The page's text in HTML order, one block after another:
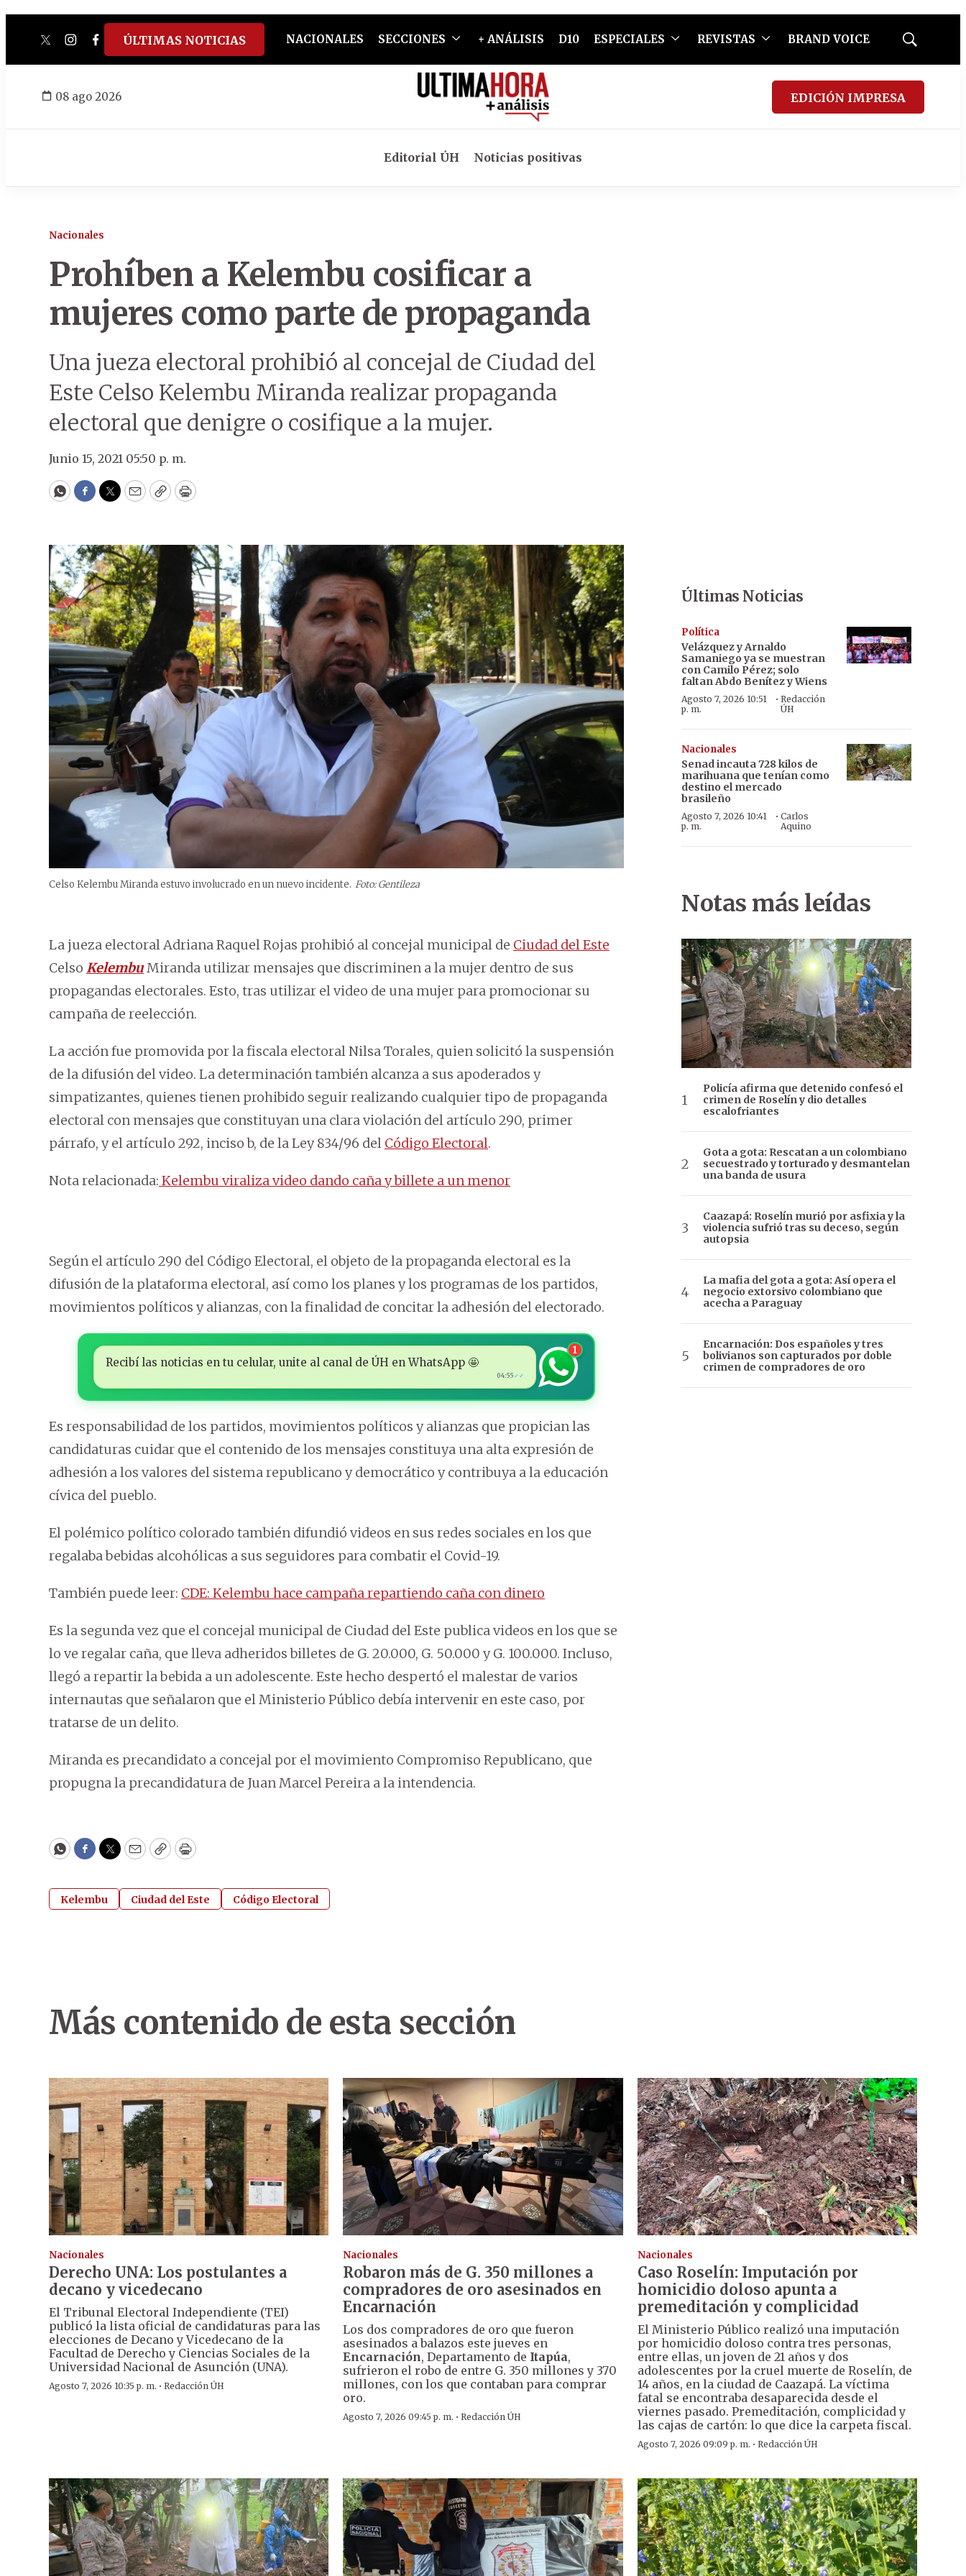
twitterinstagram
facebook
tiktokyoutube
spotify
ÚLTIMAS NOTICIAS NACIONALES SECCIONES + ANÁLISIS D10 ESPECIALES REVISTAS BRAND VOICE
Mostrar
08 ago 2026 EDICIÓN IMPRESA
Editorial ÚH Noticias positivas
Nacionales
Prohíben a Kelembu cosificar a
mujeres como parte de propaganda
Una jueza electoral prohibió al concejal de Ciudad del
Este Celso Kelembu Miranda realizar propaganda
electoral que denigre o cosifique a la mujer.
Junio 15, 2021 05:50 p. m.
WhatsApp
Facebook
Twitter
EmailCopyPrint
Celso Kelembu Miranda estuvo involucrado en un nuevo incidente. Foto: Gentileza
La jueza electoral Adriana Raquel Rojas prohibió al concejal municipal de Ciudad del Este
Celso KelembuMiranda utilizar mensajes que discriminen a la mujer dentro de sus
propagandas electorales. Esto, tras utilizar el video de una mujer para promocionar su
campaña de reelección.
La acción fue promovida por la fiscala electoral Nilsa Torales, quien solicitó la suspensión
de la difusión del video. La determinación también alcanza a sus apoderados y
simpatizantes, quienes tienen prohibido seguir realizando cualquier tipo de propaganda
electoral con mensajes que constituyan una clara violación del artículo 290, primer
párrafo, y el artículo 292, inciso b, de la Ley 834/96 del Código Electoral.
Nota relacionada: Kelembu viraliza video dando caña y billete a un menor
Según el artículo 290 del Código Electoral, el objeto de la propaganda electoral es la
difusión de la plataforma electoral, así como los planes y los programas de los partidos,
movimientos políticos y alianzas, con la finalidad de concitar la adhesión del electorado.
Recibí las noticias en tu celular, unite al canal de ÚH en WhatsApp 🤩
04:55 ✓✓
1
Es responsabilidad de los partidos, movimientos políticos y alianzas que propician las
candidaturas cuidar que el contenido de los mensajes constituya una alta expresión de
adhesión a los valores del sistema republicano y democrático y contribuya a la educación
cívica del pueblo.
El polémico político colorado también difundió videos en sus redes sociales en los que
regalaba bebidas alcohólicas a sus seguidores para combatir el Covid-19.
También puede leer: CDE: Kelembu hace campaña repartiendo caña con dinero
Es la segunda vez que el concejal municipal de Ciudad del Este publica videos en los que se
lo ve regalar caña, que lleva adheridos billetes de G. 20.000, G. 50.000 y G. 100.000. Incluso,
llegó a repartir la bebida a un adolescente. Este hecho despertó el malestar de varios
internautas que señalaron que el Ministerio Público debía intervenir en este caso, por
tratarse de un delito.
Miranda es precandidato a concejal por el movimiento Compromiso Republicano, que
propugna la precandidatura de Juan Marcel Pereira a la intendencia.
WhatsApp
Facebook
Twitter
EmailCopyPrint
Kelembu Ciudad del Este Código Electoral
Últimas Noticias
Política
Velázquez y Arnaldo
Samaniego ya se muestran
con Camilo Pérez; solo
faltan Abdo Benítez y Wiens
Agosto 7, 2026 10:51
p. m.
·Redacción
ÚH
Nacionales
Senad incauta 728 kilos de
marihuana que tenían como
destino el mercado
brasileño
Agosto 7, 2026 10:41
p. m.
· Carlos
Aquino
Notas más leídas
Policía afirma que detenido confesó el
crimen de Roselín y dio detalles
escalofriantes
Gota a gota: Rescatan a un colombiano
secuestrado y torturado y desmantelan
una banda de usura
Caazapá: Roselín murió por asfixia y la
violencia sufrió tras su deceso, según
autopsia
La mafia del gota a gota: Así opera el
negocio extorsivo colombiano que
acecha a Paraguay
Encarnación: Dos españoles y tres
bolivianos son capturados por doble
crimen de compradores de oro
Más contenido de esta sección
Nacionales
Derecho UNA: Los postulantes a
decano y vicedecano
El Tribunal Electoral Independiente (TEI)
publicó la lista oficial de candidaturas para las
elecciones de Decano y Vicedecano de la
Facultad de Derecho y Ciencias Sociales de la
Universidad Nacional de Asunción (UNA).
Agosto 7, 2026 10:35 p. m. · Redacción ÚH
Nacionales
Robaron más de G. 350 millones a
compradores de oro asesinados en
Encarnación
Los dos compradores de oro que fueron
asesinados a balazos este jueves en
Encarnación, Departamento de Itapúa,
sufrieron el robo de entre G. 350 millones y 370
millones, con los que contaban para comprar
oro.
Agosto 7, 2026 09:45 p. m. ·Redacción ÚH
Nacionales
Caso Roselín: Imputación por
homicidio doloso apunta a
premeditación y complicidad
El Ministerio Público realizó una imputación
por homicidio doloso contra tres personas,
entre ellas, un joven de 21 años y dos
adolescentes por la cruel muerte de Roselín, de
14 años, en la ciudad de Caazapá. La víctima
fatal se encontraba desaparecida desde el
viernes pasado. Premeditación, complicidad y
las cajas de cartón: lo que dice la carpeta fiscal.
Agosto 7, 2026 09:09 p. m. · Redacción ÚH